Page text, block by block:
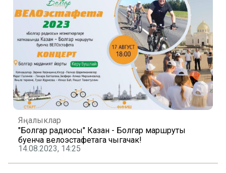
Яңалыклар
"Болгар радиосы" Казан - Болгар маршруты
буенча велоэстафетага чыгачак!
14.08.2023, 14:25